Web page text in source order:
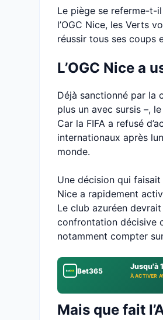
Le piège se referme-t-il
l’OGC Nice, les Verts
réussir tous ses coups
L’OGC Nice a
Déjà sanctionné par la
plus un avec sursis –,
Car la FIFA a refusé
internationaux après
monde.
Une décision qui
Nice a rapidement
Le club azuréen
confrontation décisive
notamment compter
Bet365 Jusqu'à
À ACTIVER
Mais que fait